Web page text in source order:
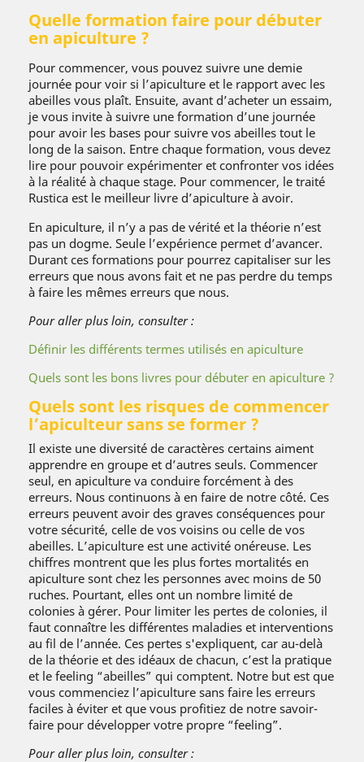
Quelle formation faire pour débuter
en apiculture ?
Pour commencer, vous pouvez suivre une demie
journée pour voir si l’apiculture et le rapport avec les
abeilles vous plaît. Ensuite, avant d’acheter un essaim,
je vous invite à suivre une formation d’une journée
pour avoir les bases pour suivre vos abeilles tout le
long de la saison. Entre chaque formation, vous devez
lire pour pouvoir expérimenter et confronter vos idées
à la réalité à chaque stage. Pour commencer, le traité
Rustica est le meilleur livre d’apiculture à avoir.
En apiculture, il n’y a pas de vérité et la théorie n’est
pas un dogme. Seule l’expérience permet d’avancer.
Durant ces formations pour pourrez capitaliser sur les
erreurs que nous avons fait et ne pas perdre du temps
à faire les mêmes erreurs que nous.
Pour aller plus loin, consulter :
Définir les différents termes utilisés en apiculture
Quels sont les bons livres pour débuter en apiculture ?
Quels sont les risques de commencer
l’apiculteur sans se former ?
Il existe une diversité de caractères certains aiment
apprendre en groupe et d’autres seuls. Commencer
seul, en apiculture va conduire forcément à des
erreurs. Nous continuons à en faire de notre côté. Ces
erreurs peuvent avoir des graves conséquences pour
votre sécurité, celle de vos voisins ou celle de vos
abeilles. L’apiculture est une activité onéreuse. Les
chiffres montrent que les plus fortes mortalités en
apiculture sont chez les personnes avec moins de 50
ruches. Pourtant, elles ont un nombre limité de
colonies à gérer. Pour limiter les pertes de colonies, il
faut connaître les différentes maladies et interventions
au fil de l’année. Ces pertes s'expliquent, car au-delà
de la théorie et des idéaux de chacun, c’est la pratique
et le feeling “abeilles” qui comptent. Notre but est que
vous commenciez l’apiculture sans faire les erreurs
faciles à éviter et que vous profitiez de notre savoir-
faire pour développer votre propre “feeling”.
Pour aller plus loin, consulter :